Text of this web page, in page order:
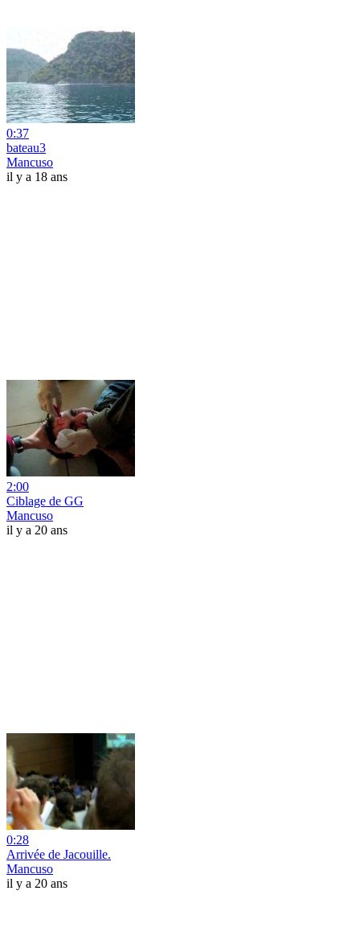
0:37
bateau3
Mancuso
il y a 18 ans
2:00
Ciblage de GG
Mancuso
il y a 20 ans
0:28
Arrivée de Jacouille.
Mancuso
il y a 20 ans